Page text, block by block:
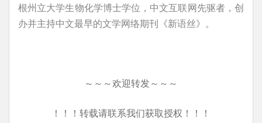
根州立大学生物化学博士学位，中文互联网先驱者，创
办并主持中文最早的文学网络期刊《新语丝》。
～～～欢迎转发～～～
！！！转载请联系我们获取授权！！！